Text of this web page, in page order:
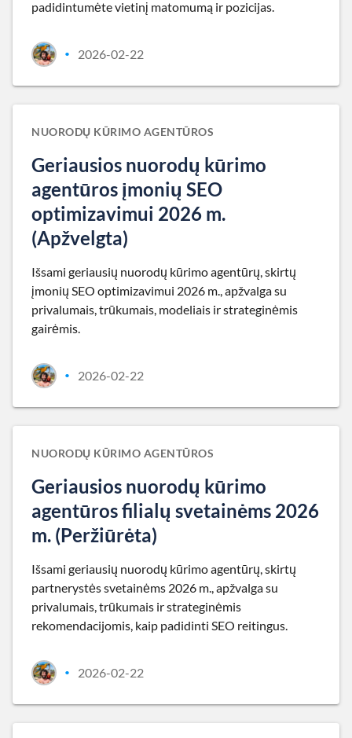
padidintumėte vietinį matomumą ir pozicijas.
• 2026-02-22
NUORODŲ KŪRIMO AGENTŪROS
Geriausios nuorodų kūrimo
agentūros įmonių SEO
optimizavimui 2026 m.
(Apžvelgta)
Išsami geriausių nuorodų kūrimo agentūrų, skirtų
įmonių SEO optimizavimui 2026 m., apžvalga su
privalumais, trūkumais, modeliais ir strateginėmis
gairėmis.
• 2026-02-22
NUORODŲ KŪRIMO AGENTŪROS
Geriausios nuorodų kūrimo
agentūros filialų svetainėms 2026
m. (Peržiūrėta)
Išsami geriausių nuorodų kūrimo agentūrų, skirtų
partnerystės svetainėms 2026 m., apžvalga su
privalumais, trūkumais ir strateginėmis
rekomendacijomis, kaip padidinti SEO reitingus.
• 2026-02-22